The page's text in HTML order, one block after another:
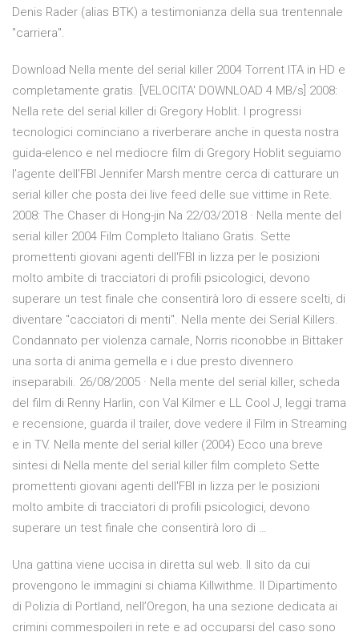
Denis Rader (alias BTK) a testimonianza della sua trentennale
"carriera".
Download Nella mente del serial killer 2004 Torrent ITA in HD e
completamente gratis. [VELOCITA' DOWNLOAD 4 MB/s] 2008:
Nella rete del serial killer di Gregory Hoblit. I progressi
tecnologici cominciano a riverberare anche in questa nostra
guida-elenco e nel mediocre film di Gregory Hoblit seguiamo
l’agente dell’FBI Jennifer Marsh mentre cerca di catturare un
serial killer che posta dei live feed delle sue vittime in Rete.
2008: The Chaser di Hong-jin Na 22/03/2018 · Nella mente del
serial killer 2004 Film Completo Italiano Gratis. Sette
promettenti giovani agenti dell'FBI in lizza per le posizioni
molto ambite di tracciatori di profili psicologici, devono
superare un test finale che consentirà loro di essere scelti, di
diventare "cacciatori di menti". Nella mente dei Serial Killers.
Condannato per violenza carnale, Norris riconobbe in Bittaker
una sorta di anima gemella e i due presto divennero
inseparabili. 26/08/2005 · Nella mente del serial killer, scheda
del film di Renny Harlin, con Val Kilmer e LL Cool J, leggi trama
e recensione, guarda il trailer, dove vedere il Film in Streaming
e in TV. Nella mente del serial killer (2004) Ecco una breve
sintesi di Nella mente del serial killer film completo Sette
promettenti giovani agenti dell'FBI in lizza per le posizioni
molto ambite di tracciatori di profili psicologici, devono
superare un test finale che consentirà loro di …
Una gattina viene uccisa in diretta sul web. Il sito da cui
provengono le immagini si chiama Killwithme. Il Dipartimento
di Polizia di Portland, nell’Oregon, ha una sezione dedicata ai
crimini commespoileri in rete e ad occuparsi del caso sono